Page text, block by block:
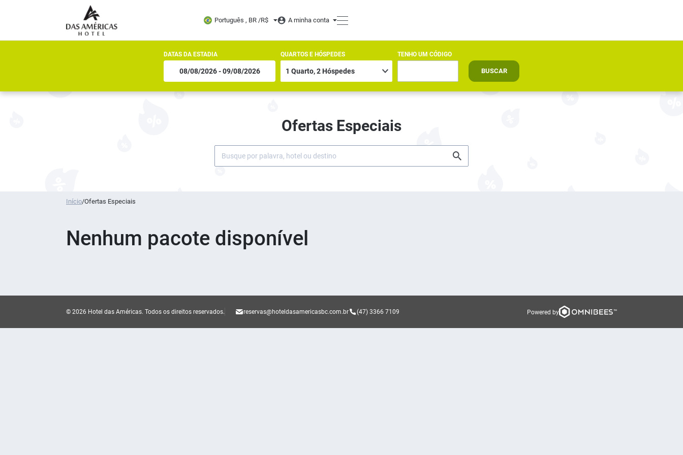
Português , BR /R$ A minha conta
DATAS DA ESTADIA QUARTOS E HÓSPEDES TENHO UM CÓDIGO
BUSCAR
Ofertas Especiais
Início/Ofertas Especiais
Nenhum pacote disponível
reservas@hoteldasamericasbc.com.br (47) 3366 7109
© 2026 Hotel das Américas. Todos os direitos reservados. Powered by